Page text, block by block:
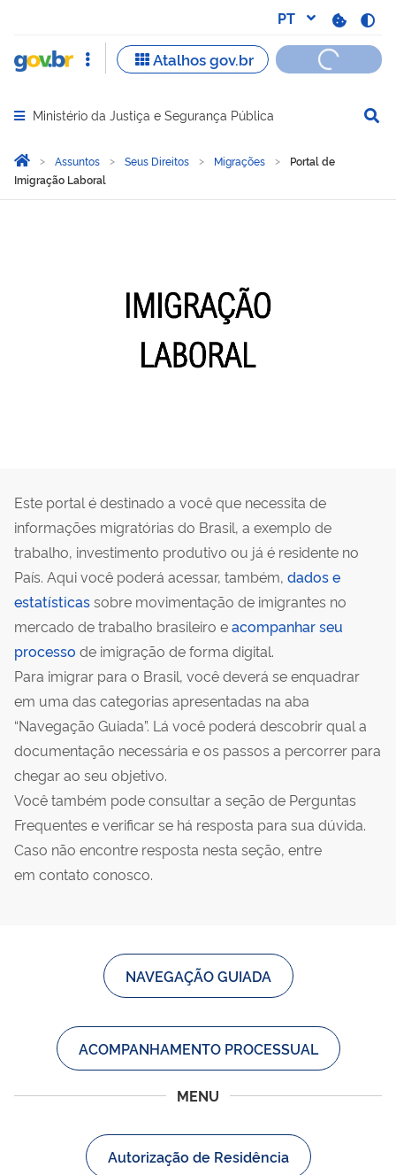
Abrir menu principal de navegação
Ministério da Justiça e Segurança Pública
Você está aqui:
Página Inicial
Assuntos Seus Direitos Migrações
Portal de
Imigração Laboral
Este portal é destinado a você que necessita de
informações migratórias do Brasil, a exemplo de
trabalho, investimento produtivo ou já é residente no
País. Aqui você poderá acessar, também, dados e
estatísticassobre movimentação de imigrantes no
mercado de trabalho brasileiro eacompanhar seu
processo de imigração de forma digital.
Para imigrar para o Brasil, você deverá se enquadrar
em uma das categorias apresentadas na aba
“Navegação Guiada”. Lá você poderá descobrir qual a
documentação necessária e os passos a percorrer para
chegar ao seu objetivo.
Você também pode consultar a seção de Perguntas
Frequentes e verificar se há resposta para sua dúvida.
Caso não encontre resposta nesta seção, entre
em contato conosco.
NAVEGAÇÃO GUIADA
ACOMPANHAMENTO PROCESSUAL
MENU
Autorização de Residência